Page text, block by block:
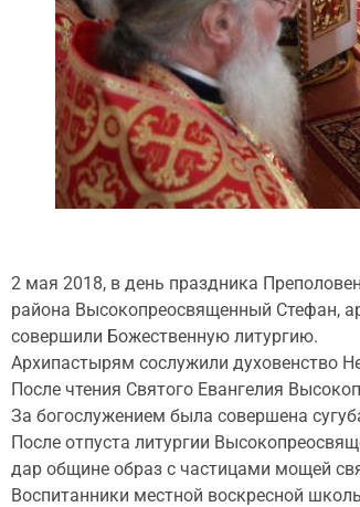
2 мая 2018, в день праздника
района Высокопреосвященный Стефан,
совершили Божественную литургию.
Архипастырям сослужили духовенство
После чтения Святого Евангелия
За богослужением была совершена
После отпуста литургии
дар общине образ с частицами мощей
Воспитанники местной воскресной